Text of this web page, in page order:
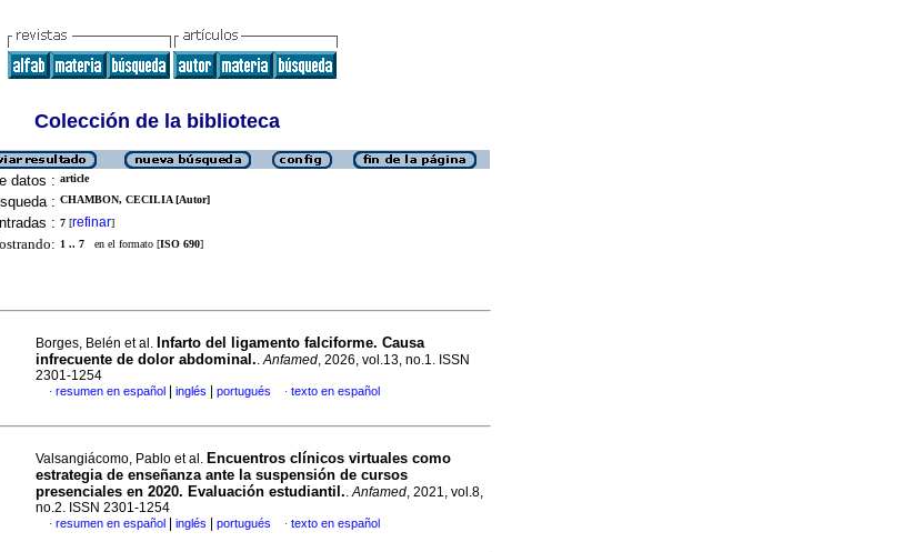
Colección de la biblioteca
datos : article
: CHAMBON, CECILIA [Autor]
: 7 [refinar]
1 .. 7 en el formato [ISO 690]
Borges, Belén et al. Infarto del ligamento falciforme. Causa
infrecuente de dolor abdominal..Anfamed, 2026, vol.13, no.1. ISSN
2301-1254
· resumen en español inglés portugués · texto en español
Valsangiácomo, Pablo et al. Encuentros clínicos virtuales como
estrategia de enseñanza ante la suspensión de cursos
presenciales en 2020. Evaluación estudiantil..Anfamed, 2021, vol.8,
no.2. ISSN 2301-1254
· resumen en español inglés portugués · texto en español